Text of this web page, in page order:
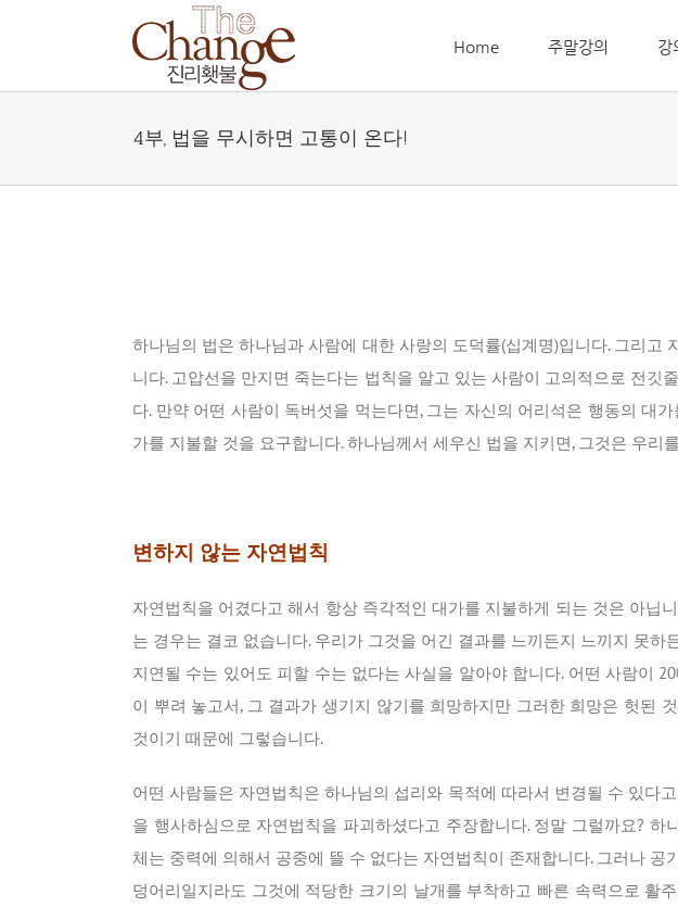
Home 주말강의 강
4부, 법을 무시하면 고통이 온다!
하나님의 법은 하나님과 사람에 대한 사랑의 도덕률(십계명)입니다. 그리
니다. 고압선을 만지면 죽는다는 법칙을 알고 있는 사람이 고의적으로 전
다. 만약 어떤 사람이 독버섯을 먹는다면, 그는 자신의 어리석은 행동의 대
가를 지불할 것을 요구합니다. 하나님께서 세우신 법을 지키면, 그것은 우
변하지 않는 자연법칙
자연법칙을 어겼다고 해서 항상 즉각적인 대가를 지불하게 되는 것은 아닙
는 경우는 결코 없습니다. 우리가 그것을 어긴 결과를 느끼든지 느끼지 못
지연될 수는 있어도 피할 수는 없다는 사실을 알아야 합니다. 어떤 사람이
이 뿌려 놓고서, 그 결과가 생기지 않기를 희망하지만 그러한 희망은 헛된
것이기 때문에 그렇습니다.
어떤 사람들은 자연법칙은 하나님의 섭리와 목적에 따라서 변경될 수 있다
을 행사하심으로 자연법칙을 파괴하셨다고 주장합니다. 정말 그럴까요?
체는 중력에 의해서 공중에 뜰 수 없다는 자연법칙이 존재합니다. 그러나
덩어리일지라도 그것에 적당한 크기의 날개를 부착하고 빠른 속력으로 활